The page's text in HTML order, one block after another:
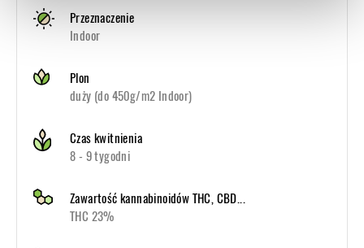
Przeznaczenie
Indoor
Plon
duży (do 450g/m2 Indoor)
Czas kwitnienia
8 - 9 tygodni
Zawartość kannabinoidów THC, CBD...
THC 23%